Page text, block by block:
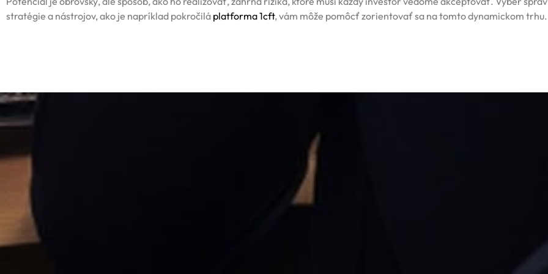
stratégie a nástrojov, ako je napríklad pokročilá platforma 1cft, vám môže pomôcť zorientovať sa na tomto dynamickom trhu.